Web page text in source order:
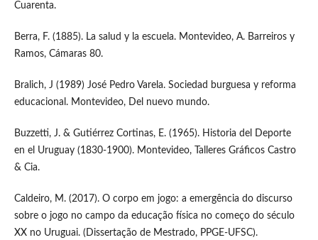
Cuarenta.
Berra, F. (1885). La salud y la escuela. Montevideo, A. Barreiros y
Ramos, Cámaras 80.
Bralich, J (1989) José Pedro Varela. Sociedad burguesa y reforma
educacional. Montevideo, Del nuevo mundo.
Buzzetti, J. & Gutiérrez Cortinas, E. (1965). Historia del Deporte
en el Uruguay (1830-1900). Montevideo, Talleres Gráficos Castro
& Cia.
Caldeiro, M. (2017). O corpo em jogo: a emergência do discurso
sobre o jogo no campo da educação física no começo do século
XX no Uruguai. (Dissertação de Mestrado, PPGE-UFSC).